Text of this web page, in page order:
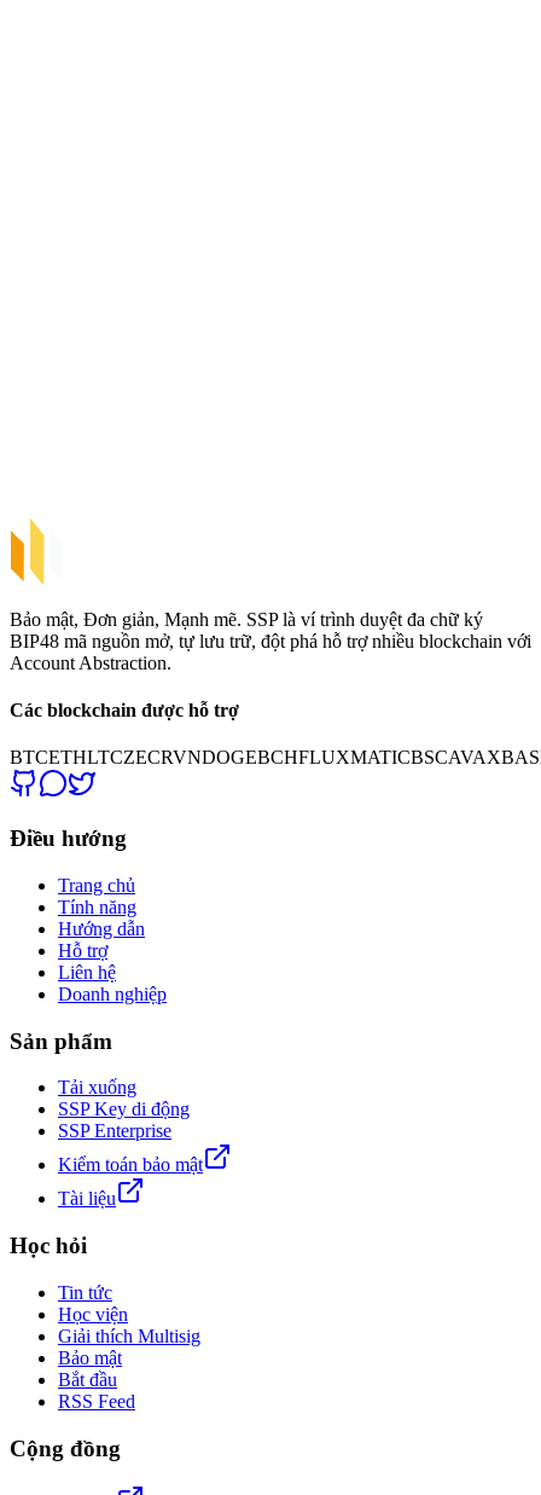
Bảo mật, Đơn giản, Mạnh mẽ. SSP là ví trình duyệt đa chữ ký
BIP48 mã nguồn mở, tự lưu trữ, đột phá hỗ trợ nhiều blockchain với
Account Abstraction.
Các blockchain được hỗ trợ
BTCETHLTCZECRVNDOGEBCHFLUXMATICBSCAVAX
Điều hướng
Trang chủ
Tính năng
Hướng dẫn
Hỗ trợ
Liên hệ
Doanh nghiệp
Sản phẩm
Tải xuống
SSP Key di động
SSP Enterprise
Kiểm toán bảo mật
Tài liệu
Học hỏi
Tin tức
Học viện
Giải thích Multisig
Bảo mật
Bắt đầu
RSS Feed
Cộng đồng